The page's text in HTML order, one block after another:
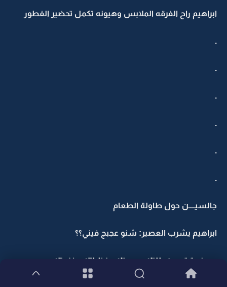
ابراهيم راح الفرقه الملابس وهيونه تكمل تحضير الفطور
.
.
.
.
.
.
جالسيــــن حول طاولة الطعام
ابراهيم يشرب العصير: شنو عجبج فيني؟؟
هيونه تبتسم: طلتك وهيبتك ونظراتك وفزعتك..